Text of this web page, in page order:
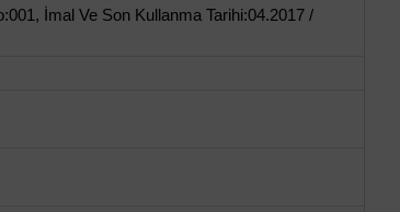
İmal Ve Son Kullanma Tarihi:04.2017 /